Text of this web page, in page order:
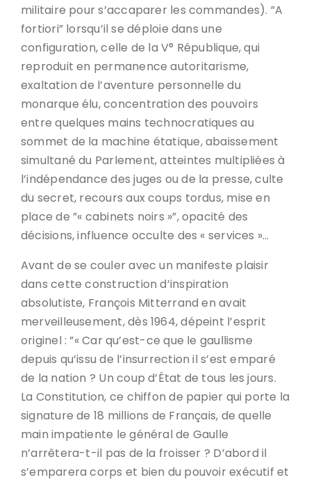
militaire pour s’accaparer les commandes). ”A
fortiori” lorsqu’il se déploie dans une
configuration, celle de la V° République, qui
reproduit en permanence autoritarisme,
exaltation de l’aventure personnelle du
monarque élu, concentration des pouvoirs
entre quelques mains technocratiques au
sommet de la machine étatique, abaissement
simultané du Parlement, atteintes multipliées à
l’indépendance des juges ou de la presse, culte
du secret, recours aux coups tordus, mise en
place de ”« cabinets noirs »”, opacité des
décisions, influence occulte des « services »…
Avant de se couler avec un manifeste plaisir
dans cette construction d’inspiration
absolutiste, François Mitterrand en avait
merveilleusement, dès 1964, dépeint l’esprit
originel : ”« Car qu’est-ce que le gaullisme
depuis qu’issu de l’insurrection il s’est emparé
de la nation ? Un coup d’État de tous les jours.
La Constitution, ce chiffon de papier qui porte la
signature de 18 millions de Français, de quelle
main impatiente le général de Gaulle
n’arrêtera-t-il pas de la froisser ? D’abord il
s’emparera corps et bien du pouvoir exécutif et